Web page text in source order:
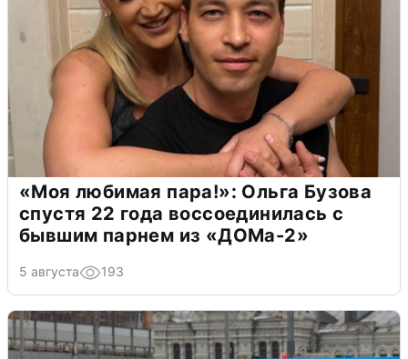
«Моя любимая пара!»: Ольга Бузова
спустя 22 года воссоединилась с
бывшим парнем из «ДОМа-2»
5 августа 193